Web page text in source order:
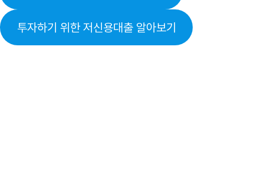
투자하기 위한 저신용대출 알아보기